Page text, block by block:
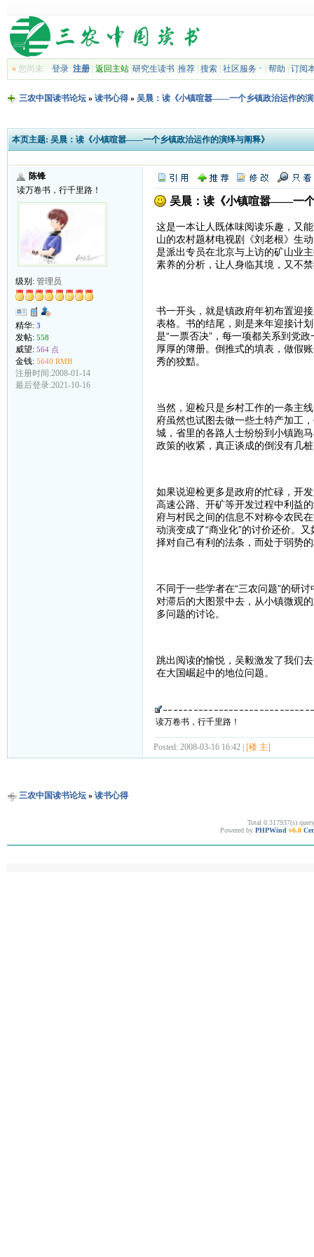
»您尚未 登录 注册| 返回主站| 研究生读书| 推荐| 搜索| 社区服务 帮助 订阅
三农中国读书论坛» 读书心得» 吴晨：读《小镇喧嚣——一个乡镇政治运作的
本页主题: 吴晨：读《小镇喧嚣——一个乡镇政治运作的演绎与阐释》
陈锋
读万卷书，行千里路！
级别: 管理员
精华: 3
发帖: 558
威望: 564 点
金钱: 5640 RMB
注册时间:2008-01-14
最后登录:2021-10-16
吴晨：读《小镇喧嚣——一
这是一本让人既体味阅读乐趣，又
山的农村题材电视剧《刘老根》生
是派出专员在北京与上访的矿山业
素养的分析，让人身临其境，又不
书一开头，就是镇政府年初布置迎
表格。书的结尾，则是来年迎接计
是“一票否决”，每一项都关系到党
厚厚的簿册。倒推式的填表，做假
秀的狡黠。
当然，迎检只是乡村工作的一条主
府虽然也试图去做一些土特产加工
城，省里的各路人士纷纷到小镇跑
政策的收紧，真正谈成的倒没有几
如果说迎检更多是政府的忙碌，开
高速公路、开矿等开发过程中利益
府与村民之间的信息不对称令农民
动演变成了“商业化”的讨价还价。
择对自己有利的法条，而处于弱势
不同于一些学者在“三农问题”的研
对滞后的大图景中去，从小镇微观
多问题的讨论。
跳出阅读的愉悦，吴毅激发了我们
在大国崛起中的地位问题。
读万卷书，行千里路！
Posted: 2008-03-16 16:42 | [楼 主]
三农中国读书论坛» 读书心得
Total 0.317937(s)
Powered by PHPWind v6.0